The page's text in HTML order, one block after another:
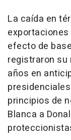
La caída en
efecto de
registraron su
años en
principios de
Blanca a